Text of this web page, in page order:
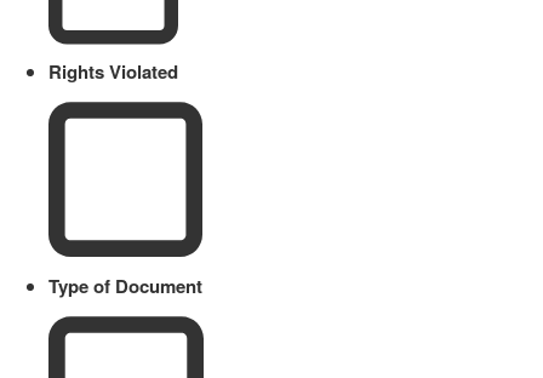
Rights Violated
Type of Document